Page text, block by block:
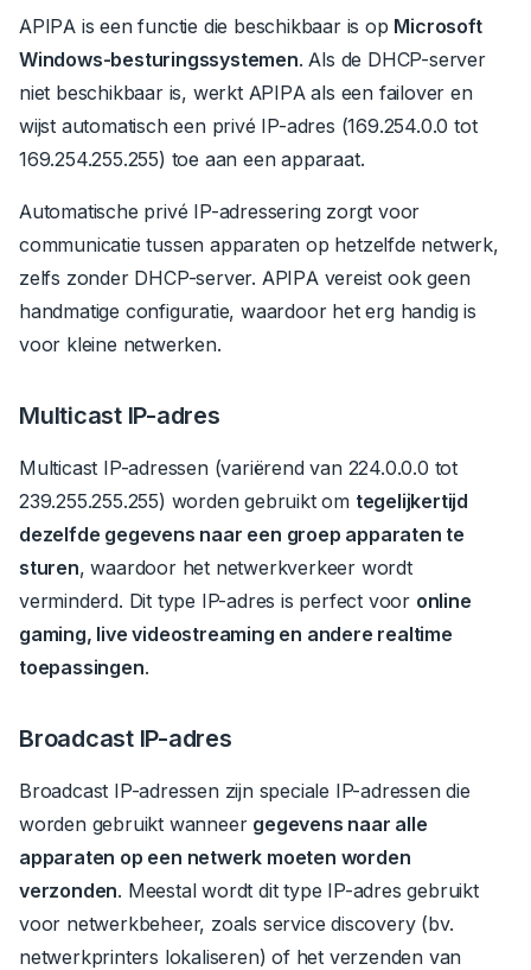
APIPA is een functie die beschikbaar is op Microsoft
Windows-besturingssystemen. Als de DHCP-server
niet beschikbaar is, werkt APIPA als een failover en
wijst automatisch een privé IP-adres (169.254.0.0 tot
169.254.255.255) toe aan een apparaat.
Automatische privé IP-adressering zorgt voor
communicatie tussen apparaten op hetzelfde netwerk,
zelfs zonder DHCP-server. APIPA vereist ook geen
handmatige configuratie, waardoor het erg handig is
voor kleine netwerken.
Multicast IP-adres
Multicast IP-adressen (variërend van 224.0.0.0 tot
239.255.255.255) worden gebruikt om tegelijkertijd
dezelfde gegevens naar een groep apparaten te
sturen, waardoor het netwerkverkeer wordt
verminderd. Dit type IP-adres is perfect voor online
gaming, live videostreaming en andere realtime
toepassingen.
Broadcast IP-adres
Broadcast IP-adressen zijn speciale IP-adressen die
worden gebruikt wanneer gegevens naar alle
apparaten op een netwerk moeten worden
verzonden. Meestal wordt dit type IP-adres gebruikt
voor netwerkbeheer, zoals service discovery (bv.
netwerkprinters lokaliseren) of het verzenden van